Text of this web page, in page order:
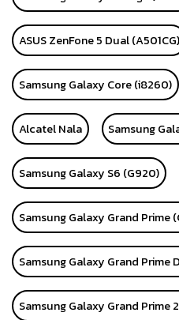
ASUS ZenFone 5 Dual (A501CG)
Samsung Galaxy Core (i8260)
Alcatel Nala Samsung
Samsung Galaxy S6 (G920)
Samsung Galaxy Grand Prime
Samsung Galaxy Grand Prime
Samsung Galaxy Grand Prime